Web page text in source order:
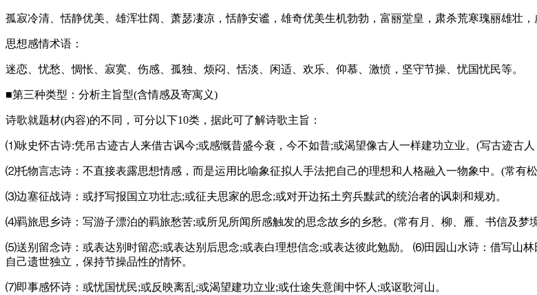
孤寂冷清、恬静优美、雄浑壮阔、萧瑟凄凉，恬静安谧，雄奇优美生机勃勃，富丽堂皇，肃杀荒寒瑰丽雄壮
思想感情术语：
迷恋、忧愁、惆怅、寂寞、伤感、孤独、烦闷、恬淡、闲适、欢乐、仰慕、激愤，坚守节操、忧国忧民等。
■第三种类型：分析主旨型(含情感及寄寓义)
诗歌就题材(内容)的不同，可分以下10类，据此可了解诗歌主旨：
⑴咏史怀古诗:凭吊古迹古人来借古讽今;或感慨昔盛今衰，今不如昔;或渴望像古人一样建功立业。(写古迹古
⑵托物言志诗：不直接表露思想情感，而是运用比喻象征拟人手法把自己的理想和人格融入一物象中。(常有
⑶边塞征战诗：或抒写报国立功壮志;或征夫思家的思念;或对开边拓土穷兵黩武的统治者的讽刺和规劝。
⑷羁旅思乡诗：写游子漂泊的羁旅愁苦;或所见所闻所感触发的思念故乡的乡愁。(常有月、柳、雁、书信及梦
⑸送别留念诗：或表达别时留恋;或表达别后思念;或表白理想信念;或表达彼此勉励。 ⑹田园山水诗：借写山
自己遗世独立，保持节操品性的情怀。
⑺即事感怀诗：或忧国忧民;或反映离乱;或渴望建功立业;或仕途失意闺中怀人;或讴歌河山。